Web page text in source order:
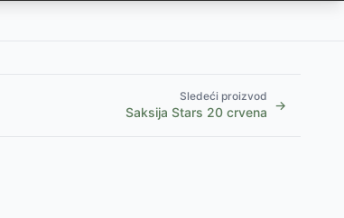
Sledeći proizvod
Saksija Stars 20 crvena →